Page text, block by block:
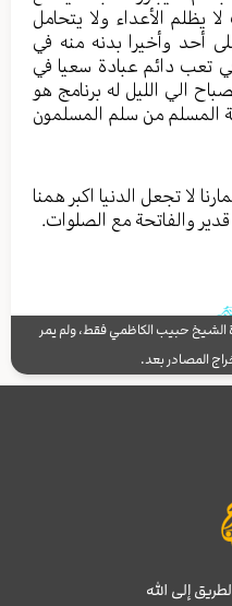
يظلم الأعداء ولا يتحامل
أحد وأخيرا بدنه منه في
تعب دائم عبادة سعيا في
الي الليل له برنامج هو
المسلم من سلم المسلمون
لا تجعل الدنيا اكبر همنا
والفاتحة مع الصلوات.
حبيب الكاظمي فقط، ولم يمر
المصادر بعد.
إلى الله